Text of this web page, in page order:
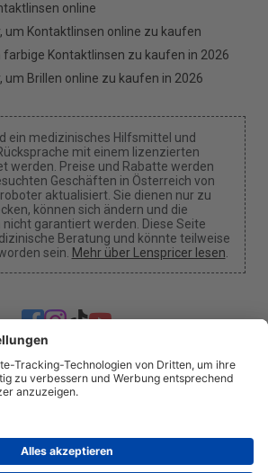
online
um Kontaktlinsen online zu kaufen
farbige Kontaktlinsen zu kaufen in 2026
um Brillen online zu kaufen in 2026
ein medizinisches Hilfsmittel und
mit einem lizenzierten
werden. Preise und Rabatte werden
Geschäften in Österreich von
aktualisiert. Sie dienen nur zu
können sich ändern und die
nicht garantiert werden. Diese Seite
Beratung und könnte teilweise
sein. Mehr über Lenspricer lesen.
Cookie-Einstellungen
Provision erhalten, wenn Sie einen
nutzen, um einen Kauf zu tätigen.
InformationDatenschutzImpressum
info@lenspricer.at